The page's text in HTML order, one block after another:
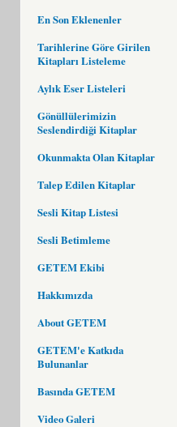
En Son Eklenenler
Tarihlerine Göre Girilen
Kitapları Listeleme
Aylık Eser Listeleri
Gönüllülerimizin
Seslendirdiği Kitaplar
Okunmakta Olan Kitaplar
Talep Edilen Kitaplar
Sesli Kitap Listesi
Sesli Betimleme
GETEM Ekibi
Hakkımızda
About GETEM
GETEM'e Katkıda
Bulunanlar
Basında GETEM
Video Galeri